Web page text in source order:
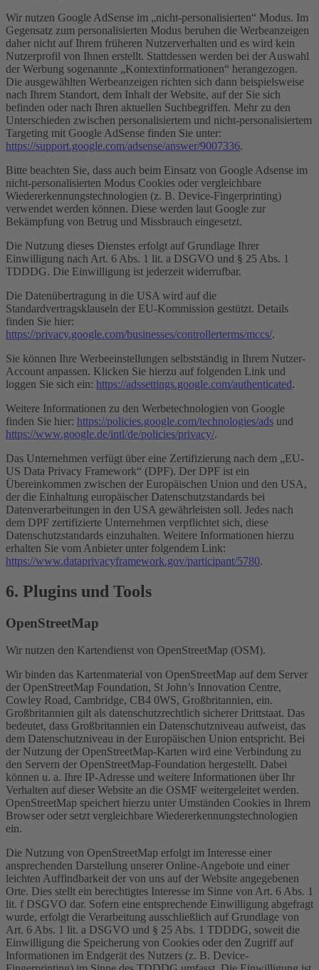
Wir nutzen Google AdSense im „nicht-personalisierten“ Modus. Im
Gegensatz zum personalisierten Modus beruhen die Werbeanzeigen
daher nicht auf Ihrem früheren Nutzerverhalten und es wird kein
Nutzerprofil von Ihnen erstellt. Stattdessen werden bei der Auswahl
der Werbung sogenannte „Kontextinformationen“ herangezogen.
Die ausgewählten Werbeanzeigen richten sich dann beispielsweise
nach Ihrem Standort, dem Inhalt der Website, auf der Sie sich
befinden oder nach Ihren aktuellen Suchbegriffen. Mehr zu den
Unterschieden zwischen personalisiertem und nicht-personalisiertem
Targeting mit Google AdSense finden Sie unter:
https://support.google.com/adsense/answer/9007336.
Bitte beachten Sie, dass auch beim Einsatz von Google Adsense im
nicht-personalisierten Modus Cookies oder vergleichbare
Wiedererkennungstechnologien (z. B. Device-Fingerprinting)
verwendet werden können. Diese werden laut Google zur
Bekämpfung von Betrug und Missbrauch eingesetzt.
Die Nutzung dieses Dienstes erfolgt auf Grundlage Ihrer
Einwilligung nach Art. 6 Abs. 1 lit. a DSGVO und § 25 Abs. 1
TDDDG. Die Einwilligung ist jederzeit widerrufbar.
Die Datenübertragung in die USA wird auf die
Standardvertragsklauseln der EU-Kommission gestützt. Details
finden Sie hier:
https://privacy.google.com/businesses/controllerterms/mccs/.
Sie können Ihre Werbeeinstellungen selbstständig in Ihrem Nutzer-
Account anpassen. Klicken Sie hierzu auf folgenden Link und
loggen Sie sich ein: https://adssettings.google.com/authenticated.
Weitere Informationen zu den Werbetechnologien von Google
finden Sie hier: https://policies.google.com/technologies/ads und
https://www.google.de/intl/de/policies/privacy/.
Das Unternehmen verfügt über eine Zertifizierung nach dem „EU-
US Data Privacy Framework“ (DPF). Der DPF ist ein
Übereinkommen zwischen der Europäischen Union und den USA,
der die Einhaltung europäischer Datenschutzstandards bei
Datenverarbeitungen in den USA gewährleisten soll. Jedes nach
dem DPF zertifizierte Unternehmen verpflichtet sich, diese
Datenschutzstandards einzuhalten. Weitere Informationen hierzu
erhalten Sie vom Anbieter unter folgendem Link:
https://www.dataprivacyframework.gov/participant/5780.
6. Plugins und Tools
OpenStreetMap
Wir nutzen den Kartendienst von OpenStreetMap (OSM).
Wir binden das Kartenmaterial von OpenStreetMap auf dem Server
der OpenStreetMap Foundation, St John’s Innovation Centre,
Cowley Road, Cambridge, CB4 0WS, Großbritannien, ein.
Großbritannien gilt als datenschutzrechtlich sicherer Drittstaat. Das
bedeutet, dass Großbritannien ein Datenschutzniveau aufweist, das
dem Datenschutzniveau in der Europäischen Union entspricht. Bei
der Nutzung der OpenStreetMap-Karten wird eine Verbindung zu
den Servern der OpenStreetMap-Foundation hergestellt. Dabei
können u. a. Ihre IP-Adresse und weitere Informationen über Ihr
Verhalten auf dieser Website an die OSMF weitergeleitet werden.
OpenStreetMap speichert hierzu unter Umständen Cookies in Ihrem
Browser oder setzt vergleichbare Wiedererkennungstechnologien
ein.
Die Nutzung von OpenStreetMap erfolgt im Interesse einer
ansprechenden Darstellung unserer Online-Angebote und einer
leichten Auffindbarkeit der von uns auf der Website angegebenen
Orte. Dies stellt ein berechtigtes Interesse im Sinne von Art. 6 Abs. 1
lit. f DSGVO dar. Sofern eine entsprechende Einwilligung abgefragt
wurde, erfolgt die Verarbeitung ausschließlich auf Grundlage von
Art. 6 Abs. 1 lit. a DSGVO und § 25 Abs. 1 TDDDG, soweit die
Einwilligung die Speicherung von Cookies oder den Zugriff auf
Informationen im Endgerät des Nutzers (z. B. Device-